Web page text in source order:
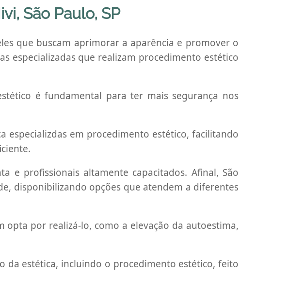
São Paulo, SP
que buscam aprimorar a aparência e promover o
especializadas que realizam procedimento estético
é fundamental para ter mais segurança nos
especializdas em procedimento estético, facilitando
e profissionais altamente capacitados. Afinal, São
disponibilizando opções que atendem a diferentes
por realizá-lo, como a elevação da autoestima,
da estética, incluindo o procedimento estético, feito